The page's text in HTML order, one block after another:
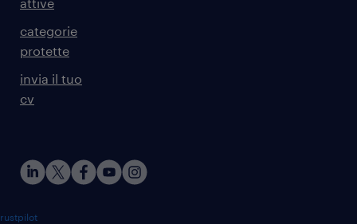
attive
categorie
protette
invia il tuo
cv